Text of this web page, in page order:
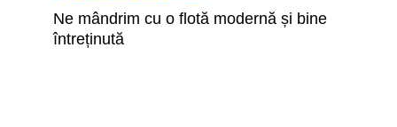
Ne mândrim cu o flotă modernă și bine
întreținută